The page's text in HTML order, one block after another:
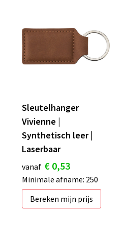
Sleutelhanger
Vivienne |
Synthetisch leer |
Laserbaar
vanaf € 0,53
Minimale afname: 250
Bereken mijn prijs